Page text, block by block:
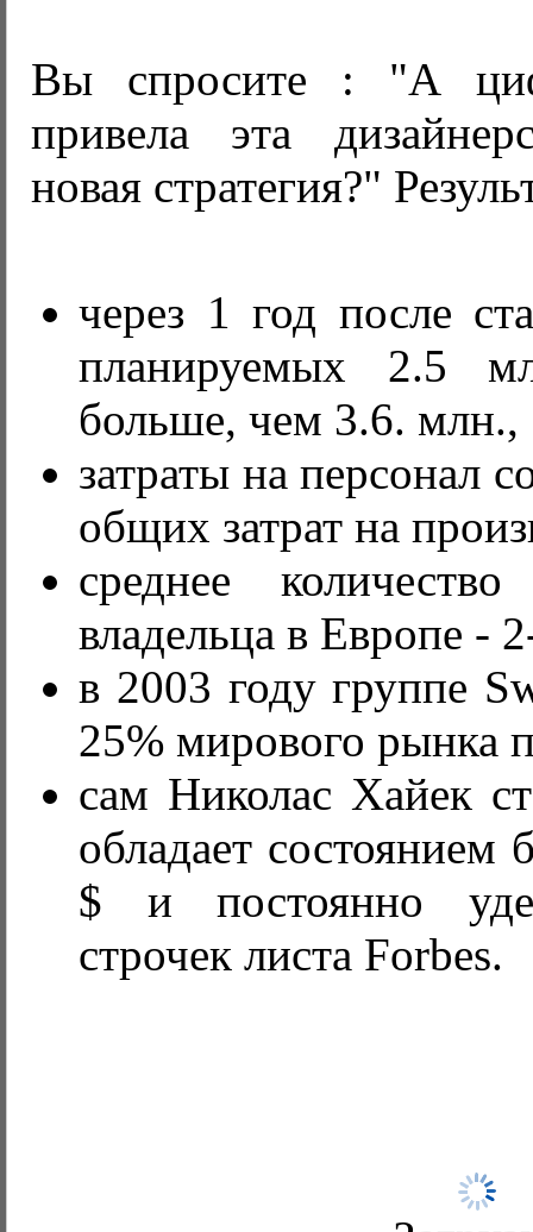
Вы спросите : "А
привела эта
новая стратегия?"
через 1 год после
планируемых 2.5
больше, чем 3.6. млн.,
затраты на персонал
общих затрат на
среднее
владельца в Европе -
в 2003 году группе
25% мирового рынка
сам Николас Хайек
обладает состоянием
$ и постоянно
строчек листа Forbes.